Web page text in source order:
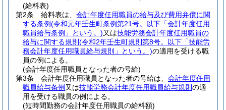
(給料表)
第2条
給料表は、 会計年度任用職員の給与及び費用弁償に関
する条例(令和元年壬生町条例第21号。以下「会計年度任用
職員給与条例」という。)又は技能労務会計年度任用職員の
給与に関する規則 (令和2年壬生町規則第8号。以下「技能労
務会計年度任用職員給与規則」という。)の適用を受ける職
員の例による。
(会計年度任用職員となった者の号給)
第3条
会計年度任用職員となった者の号給は、 会計年度任用
職員給与条例 又は技能労務会計年度任用職員給与規則 の適
用を受ける職員の例による。
(短時間勤務の会計年度任用職員の給料額)